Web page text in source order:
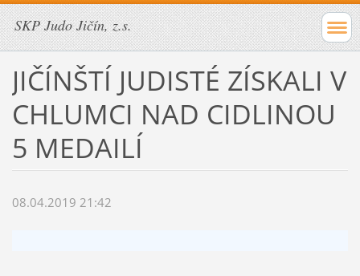
SKP Judo Jičín, z.s.
JIČÍNŠTÍ JUDISTÉ ZÍSKALI V
CHLUMCI NAD CIDLINOU
5 MEDAILÍ
08.04.2019 21:42